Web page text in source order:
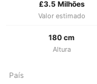
£3.5 Milhões
Valor estimado
180 cm
Altura
País